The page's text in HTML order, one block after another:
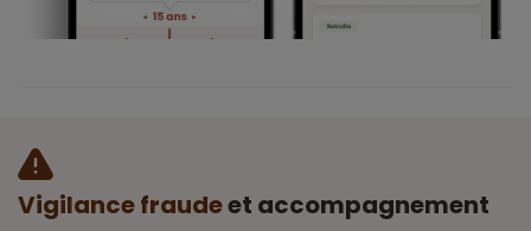
Vigilance fraudeet accompagnement